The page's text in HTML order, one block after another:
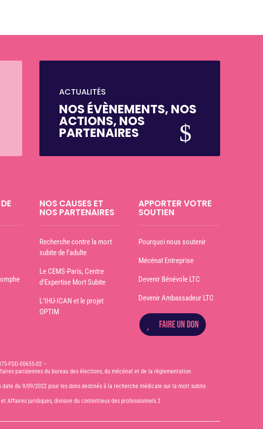
ACTUALITÉS
NOS ÉVÈNEMENTS, NOS
ACTIONS, NOS
PARTENAIRES $
NOS CAUSES ET
NOS PARTENAIRES
Recherche contre la mort
subite de l’adulte
Le CEMS-Paris, Centre
d’Expertise Mort Subite
L’IHU-ICAN et le projet
OPTIM
APPORTER VOTRE
SOUTIEN
Pourquoi nous soutenir
Mécénat Entreprise
Devenir Bénévole LTC
Devenir Ambassadeur LTC
FAIRE UN DON
FDD-00655-02 –
parisiennes du bureau des élections, du mécénat et de la règlementation
du 9/09/2022 pour les dons destinés à la recherche médicale sur la mort subite
Affaires juridiques, division du contentieux des professionnels 2